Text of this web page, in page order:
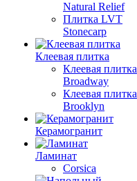
Natural Relief
Плитка LVT
Stonecarp
Клеевая плитка
Клеевая плитка
Broadway
Клеевая плитка
Brooklyn
Керамогранит
Ламинат
Corsica